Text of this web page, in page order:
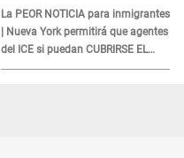
DOCUMENTO
La PEOR NOTICIA para inmigrantes
| Nueva York permitirá que agentes
del ICE si puedan CUBRIRSE EL
ROSTRO